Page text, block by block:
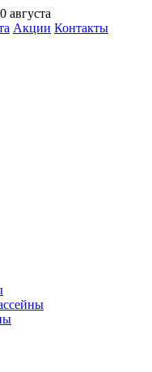
августа
Акции Контакты